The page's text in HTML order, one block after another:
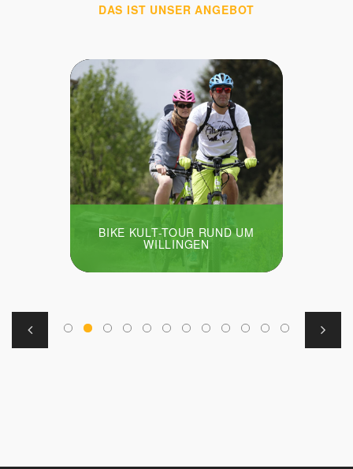
DAS IST UNSER ANGEBOT
BIKE KULT-TOUR RUND UM
WILLINGEN